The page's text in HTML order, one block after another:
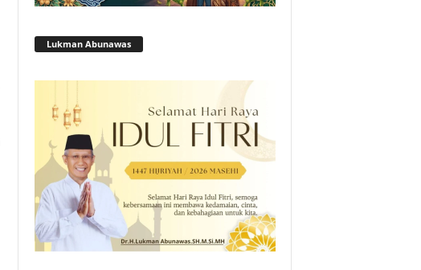
Lukman Abunawas